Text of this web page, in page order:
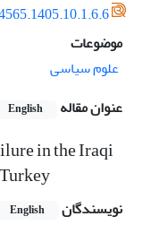
موضوعات
علوم سیاسی
عنوان مقاله
English
in the Iraqi
نویسندگان English